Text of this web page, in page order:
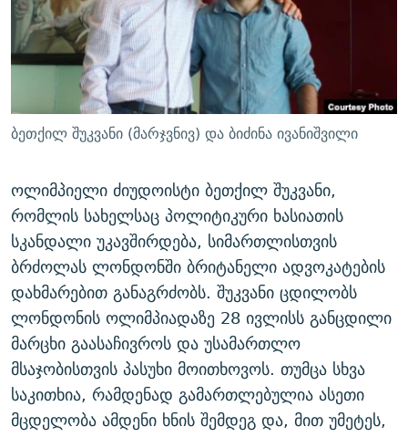
ᲛᲝᲚᲐᲞᲐᲠᲐᲙᲔ ᲢᲔᲥᲡᲢᲔᲑᲘ
ᲨᲘᲜ - ᲣᲪᲮᲝᲔᲗᲨᲘ
ᲚᲘᲢᲔᲠᲐᲢᲣᲠᲣᲚᲘ ᲬᲐᲮᲜᲐᲒᲔᲑᲘ
ᲐᲛᲔᲠᲘᲙᲣᲚᲘ ᲛᲝᲗᲮᲠᲝᲑᲐ
ᲘᲛᲞᲔᲠᲘᲐ ᲓᲐ ᲠᲐᲓᲘᲝ
ᲩᲔᲛᲘ ᲡᲘᲙᲕᲓᲘᲚᲘᲡ ᲛᲘᲖᲔᲖᲘᲐ COVID-19
11 ᲬᲔᲚᲘ - 11 ᲐᲛᲑᲐᲕᲘ
ᲡᲐᲞᲐᲠᲚᲐᲛᲔᲜᲢᲝ ᲐᲠᲩᲔᲕᲜᲔᲑᲘᲡ ᲘᲡᲢᲝᲠᲘᲐ
ᲑᲐᲕᲨᲕᲔᲑᲘ ᲞᲠᲝᲡᲢᲘᲢᲣᲪᲘᲐᲨᲘ - ᲐᲛᲝᲣᲗᲥᲛᲔᲚᲘ ᲐᲛᲑᲐᲕᲘ
5 ᲐᲛᲑᲐᲕᲘ - 20 ᲘᲕᲜᲘᲡᲡ ᲓᲐᲨᲐᲕᲔᲑᲣᲚᲔᲑᲘ
ᲐᲒᲕᲘᲡᲢᲝᲡ ᲝᲛᲘ
ПРИВЕТ ᲙᲣᲚᲢᲣᲠᲐ
ᲒᲐᲛᲝᲘᲬᲔᲠᲔ
რთე/რთ-ის ყველა საიტი
ბეთქილ შუკვანი (მარჯვნივ) და ბიძინა ივანიშვილი
ოლიმპიელი ძიუდოისტი ბეთქილ შუკვანი,
რომლის სახელსაც პოლიტიკური ხასიათის
სკანდალი უკავშირდება, სიმართლისთვის
ბრძოლას ლონდონში ბრიტანელი ადვოკატების
დახმარებით განაგრძობს. შუკვანი ცდილობს
ლონდონის ოლიმპიადაზე 28 ივლისს განცდილი
მარცხი გაასაჩივროს და უსამართლო
მსაჯობისთვის პასუხი მოითხოვოს. თუმცა სხვა
საკითხია, რამდენად გამართლებულია ასეთი
მცდელობა ამდენი ხნის შემდეგ და, მით უმეტეს,